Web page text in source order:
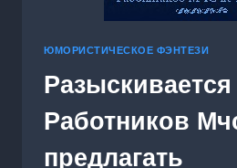
ЮМОРИСТИЧЕСКОЕ ФЭНТЕЗИ
Работников
предлагать